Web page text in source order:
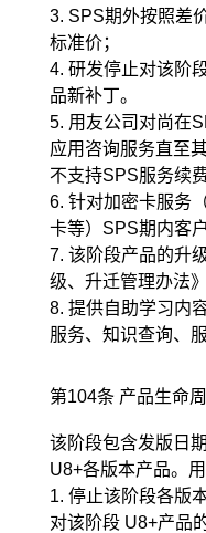
3. SPS期外按照差
标准价；
4. 研发停止对该阶
品新补丁。
5. 用友公司对尚在
应用咨询服务直至
不支持SPS服务续
6. 针对加密卡服务
卡等）SPS期内客
7. 该阶段产品的升
级、升迁管理办法》
8. 提供自助学习内
服务、知识查询、
第104条 产品生命
该阶段包含发版日
U8+各版本产品。
1. 停止该阶段各版
对该阶段 U8+产品